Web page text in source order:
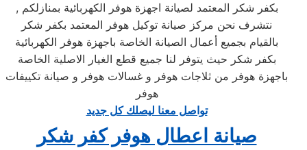
بكفر شكر المعتمد لصيانة اجهزة هوفر الكهربائية بمنازلكم ,
نتشرف نحن مركز صيانة توكيل هوفر المعتمد بكفر شكر
بالقيام بجميع أعمال الصيانة الخاصة باجهزة هوفر الكهربائية
بكفر شكر حيث يتوفر لنا جميع قطع الغيار الاصلية الخاصة
باجهزة هوفر من ثلاجات هوفر و غسالات هوفر و صيانة تكييفات
هوفر
تواصل معنا ليصلك كل جديد
صيانة اعطال هوفر كفر شكر